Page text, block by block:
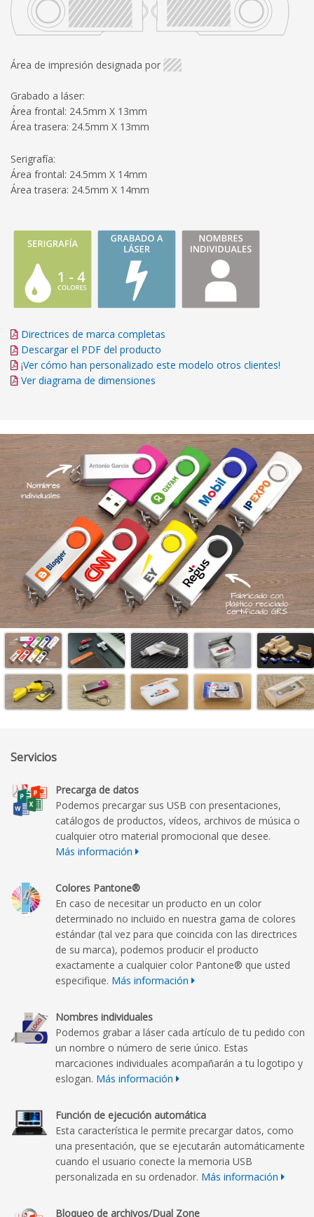
Área de impresión designada por
Grabado a láser:
Área frontal: 24.5mm X 13mm
Área trasera: 24.5mm X 13mm
Serigrafía:
Área frontal: 24.5mm X 14mm
Área trasera: 24.5mm X 14mm
Directrices de marca completas
Descargar el PDF del producto
¡Ver cómo han personalizado este modelo otros clientes!
Ver diagrama de dimensiones
Servicios
Precarga de datos
Podemos precargar sus USB con presentaciones,
catálogos de productos, vídeos, archivos de música o
cualquier otro material promocional que desee.
Más información
Colores Pantone®
En caso de necesitar un producto en un color
determinado no incluido en nuestra gama de colores
estándar (tal vez para que coincida con las directrices
de su marca), podemos producir el producto
exactamente a cualquier color Pantone® que usted
especifique. Más información
Nombres individuales
Podemos grabar a láser cada artículo de tu pedido con
un nombre o número de serie único. Estas
marcaciones individuales acompañarán a tu logotipo y
eslogan. Más información
Función de ejecución automática
Esta característica le permite precargar datos, como
una presentación, que se ejecutarán automáticamente
cuando el usuario conecte la memoria USB
personalizada en su ordenador. Más información
Bloqueo de archivos/Dual Zone